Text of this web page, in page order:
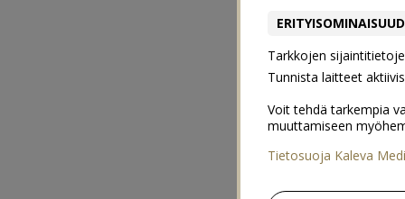
Tarkkojen
Tunnista laitteet
Voit tehdä tarkempia
muuttamiseen
Tietosuoja Kaleva